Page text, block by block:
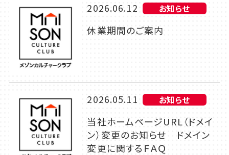
2026.06.12 お知らせ
休業期間のご案内
2026.05.11 お知らせ
当社ホームページURL（ドメイ
ン）変更のお知らせ ドメイン
変更に関するＦＡＱ